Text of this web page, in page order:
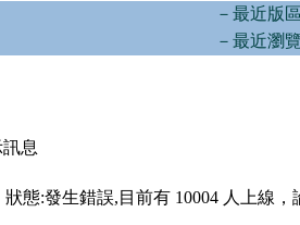
－最近版
－最近瀏
息
狀態:發生錯誤,目前有 10004 人上線